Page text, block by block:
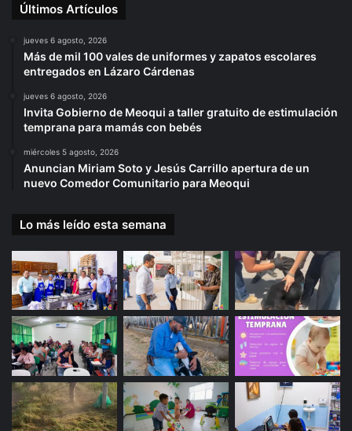
Últimos Artículos
jueves 6 agosto, 2026
Más de mil 100 vales de uniformes y zapatos escolares
entregados en Lázaro Cárdenas
jueves 6 agosto, 2026
Invita Gobierno de Meoqui a taller gratuito de estimulación
temprana para mamás con bebés
miércoles 5 agosto, 2026
Anuncian Miriam Soto y Jesús Carrillo apertura de un
nuevo Comedor Comunitario para Meoqui
Lo más leído esta semana